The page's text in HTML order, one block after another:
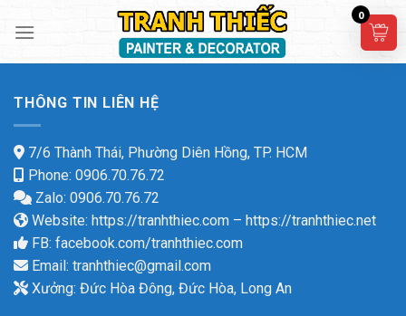
THÔNG TIN LIÊN HỆ
7/6 Thành Thái, Phường Diên Hồng, TP. HCM
Phone: 0906.70.76.72
Zalo: 0906.70.76.72
Website: https://tranhthiec.com – https://tranhthiec.net
FB: facebook.com/tranhthiec.com
Email: tranhthiec@gmail.com
Xưởng: Đức Hòa Đông, Đức Hòa, Long An
0